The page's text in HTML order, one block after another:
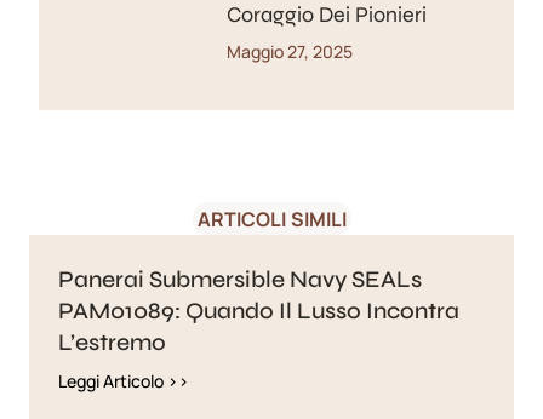
Coraggio Dei Pionieri
Maggio 27, 2025
ARTICOLI SIMILI
Panerai Submersible Navy SEALs
PAM01089: Quando Il Lusso Incontra
L’estremo
Leggi Articolo >>